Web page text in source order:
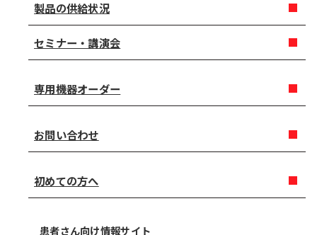
製品の供給状況
セミナー・講演会
専用機器オーダー
お問い合わせ
初めての方へ
患者さん向け情報サイト